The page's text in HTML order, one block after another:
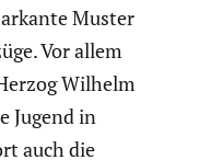
Muster
Vor allem
Wilhelm
Jugend in
auch die